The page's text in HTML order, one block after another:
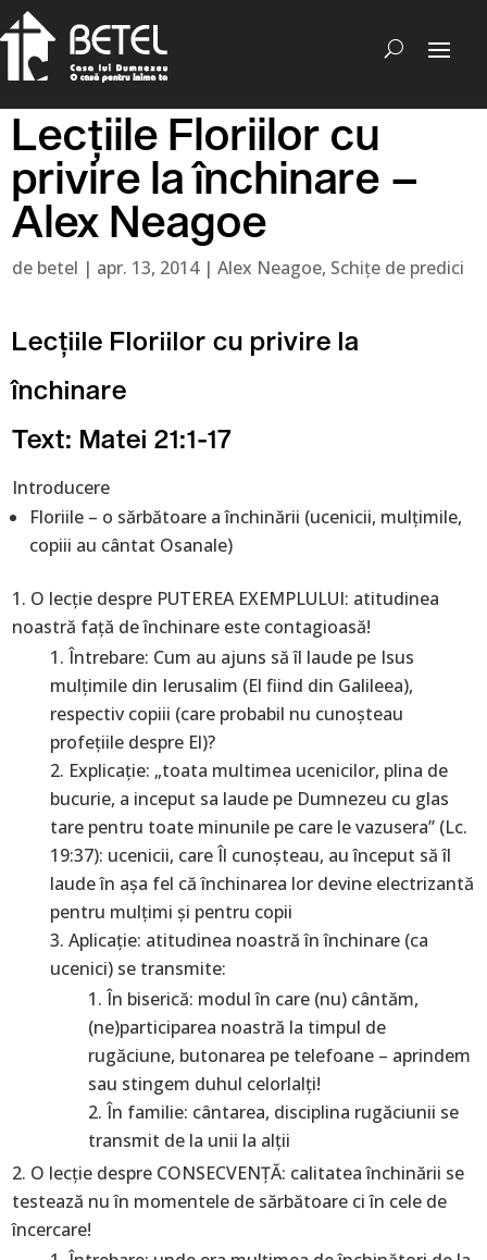
Lecţiile Floriilor cu
privire la închinare –
Alex Neagoe
de betel | apr. 13, 2014|Alex Neagoe, Schițe de predici
Lecţiile Floriilor cu privire la
închinare
Text: Matei 21:1-17
Introducere
Floriile – o sărbătoare a închinării (ucenicii, mulţimile,
copiii au cântat Osanale)
O lecţie despre PUTEREA EXEMPLULUI: atitudinea
noastră faţă de închinare este contagioasă!
Întrebare: Cum au ajuns să îl laude pe Isus
mulţimile din Ierusalim (El fiind din Galileea),
respectiv copiii (care probabil nu cunoşteau
profeţiile despre El)?
Explicaţie: „toata multimea ucenicilor, plina de
bucurie, a inceput sa laude pe Dumnezeu cu glas
tare pentru toate minunile pe care le vazusera” (Lc.
19:37): ucenicii, care Îl cunoşteau, au început să îl
laude în aşa fel că închinarea lor devine electrizantă
pentru mulţimi şi pentru copii
Aplicaţie: atitudinea noastră în închinare (ca
ucenici) se transmite:
În biserică: modul în care (nu) cântăm,
(ne)participarea noastră la timpul de
rugăciune, butonarea pe telefoane – aprindem
sau stingem duhul celorlalţi!
În familie: cântarea, disciplina rugăciunii se
transmit de la unii la alţii
O lecţie despre CONSECVENŢĂ: calitatea închinării se
testează nu în momentele de sărbătoare ci în cele de
încercare!